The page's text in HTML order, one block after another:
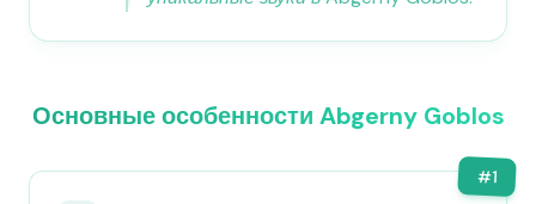
Основные особенности Abgerny Goblos
#1